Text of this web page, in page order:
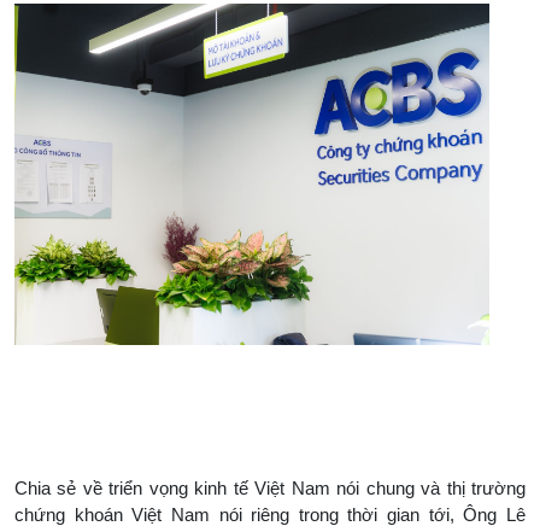
Chia sẻ về triển vọng kinh tế Việt Nam nói chung và thị trường
chứng khoán Việt Nam nói riêng trong thời gian tới, Ông Lê